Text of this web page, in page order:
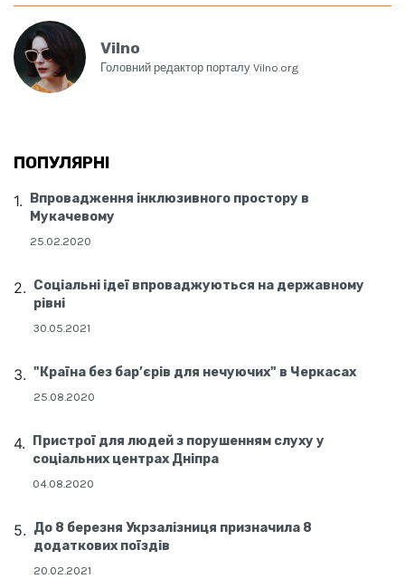
Vilno
Головний редактор порталу Vilno.org
ПОПУЛЯРНІ
Впровадження інклюзивного простору в
Мукачевому
25.02.2020
Соціальні ідеї впроваджуються на державному
рівні
30.05.2021
"Країна без бар’єрів для нечуючих" в Черкасах
25.08.2020
Пристрої для людей з порушенням слуху у
соціальних центрах Дніпра
04.08.2020
До 8 березня Укрзалізниця призначила 8
додаткових поїздів
20.02.2021